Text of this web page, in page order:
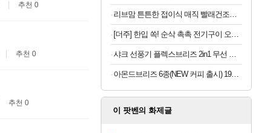
추천 0
추천 0
추천 0
리브맘 튼튼한 접이식 매직 빨래건조대 / 원룸건조대 / 좁은공간에 딱! 자리차지 없는 건조대
[더주] 한입 쏙! 순삭 촉촉 전기구이 오다리 180g (50-60미)
샤크 선풍기 플렉스브리즈 2in1 무선 휴대용 3단계 바람조절 FA200KR
아몬드브리즈 6종(NEW 커피 출시) 190ML/950ML 10팩/24팩/48팩 중 택 1
이 팟벤의 화제글